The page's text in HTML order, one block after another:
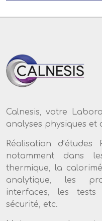
Calnesis, votre
analyses physiques et
Réalisation d’études
notamment dans
thermique, la
analytique, les
interfaces, les tests
sécurité, etc.